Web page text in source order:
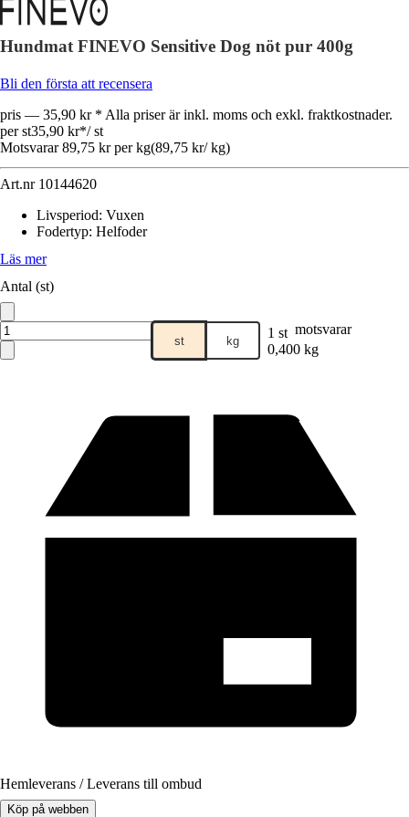
Hundmat FINEVO Sensitive Dog nöt pur 400g
Bli den första att recensera
pris — 35,90 kr * Alla priser är inkl. moms och exkl. fraktkostnader.
per st35,90 kr*/ st
Motsvarar 89,75 kr per kg(89,75 kr/ kg)
Art.nr 10144620
Livsperiod: Vuxen
Fodertyp: Helfoder
Läs mer
Antal (st)
st kg 1 st motsvarar
0,400 kg
Hemleverans / Leverans till ombud
Köp på webben